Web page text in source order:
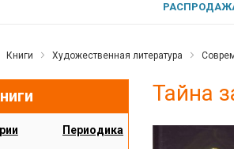
Книги Художественная литература
Периодика
Тайна